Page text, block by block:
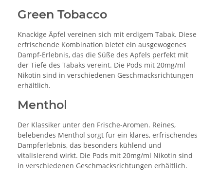
Green Tobacco
Knackige Äpfel vereinen sich mit erdigem Tabak. Diese
erfrischende Kombination bietet ein ausgewogenes
Dampf-Erlebnis, das die Süße des Apfels perfekt mit
der Tiefe des Tabaks vereint. Die Pods mit 20mg/ml
Nikotin sind in verschiedenen Geschmacksrichtungen
erhältlich.
Menthol
Der Klassiker unter den Frische-Aromen. Reines,
belebendes Menthol sorgt für ein klares, erfrischendes
Dampferlebnis, das besonders kühlend und
vitalisierend wirkt. Die Pods mit 20mg/ml Nikotin sind
in verschiedenen Geschmacksrichtungen erhältlich.